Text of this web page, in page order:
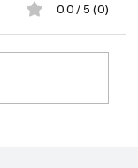
0.0 / 5 (0)